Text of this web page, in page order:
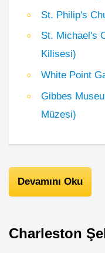
St. Philip's
St. Michael's
Kilisesi)
White Point
Gibbes
Müzesi)
Devamını Oku
Charleston